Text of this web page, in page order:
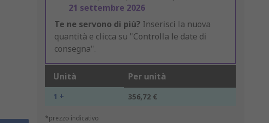
21 settembre 2026
Te ne servono di più? Inserisci la nuova
quantità e clicca su "Controlla le date di
consegna".
Unità Per unità
1 + 356,72 €
*prezzo indicativo